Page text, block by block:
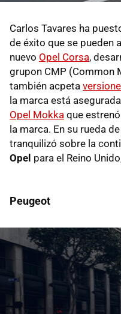
Carlos Tavares ha
de éxito que se pueden
nuevo Opel Corsa,
grupon CMP (Common
también acpeta
la marca está
Opel Mokka que
la marca. En su rueda
tranquilizó sobre la
Opel para el Reino
Peugeot